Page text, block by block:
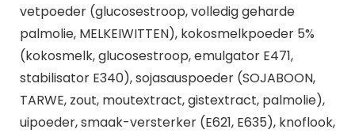
vetpoeder (glucosestroop, volledig geharde
palmolie, MELKEIWITTEN), kokosmelkpoeder 5%
(kokosmelk, glucosestroop, emulgator E471,
stabilisator E340), sojasauspoeder (SOJABOON,
TARWE, zout, moutextract, gistextract, palmolie),
uipoeder, smaak-versterker (E621, E635), knoflook,